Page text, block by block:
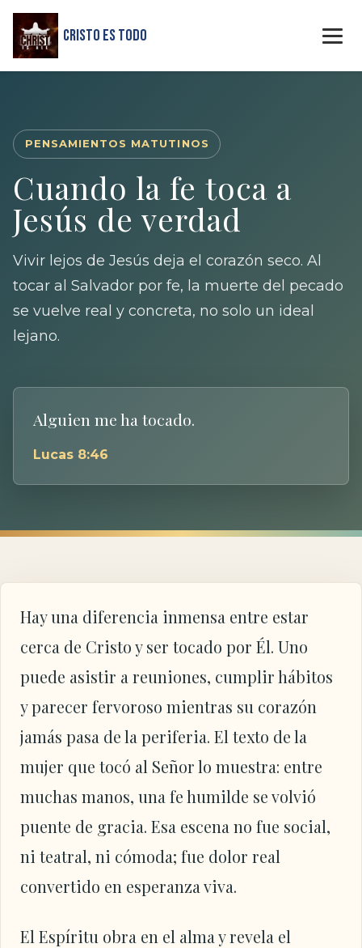
Cristo Es Todo
PENSAMIENTOS MATUTINOS
Cuando la fe toca a
Jesús de verdad
Vivir lejos de Jesús deja el corazón seco. Al
tocar al Salvador por fe, la muerte del pecado
se vuelve real y concreta, no solo un ideal
lejano.
Alguien me ha tocado.
Lucas 8:46
Hay una diferencia inmensa entre estar
cerca de Cristo y ser tocado por Él. Uno
puede asistir a reuniones, cumplir hábitos
y parecer fervoroso mientras su corazón
jamás pasa de la periferia. El texto de la
mujer que tocó al Señor lo muestra: entre
muchas manos, una fe humilde se volvió
puente de gracia. Esa escena no fue social,
ni teatral, ni cómoda; fue dolor real
convertido en esperanza viva.
El Espíritu obra en el alma y revela el